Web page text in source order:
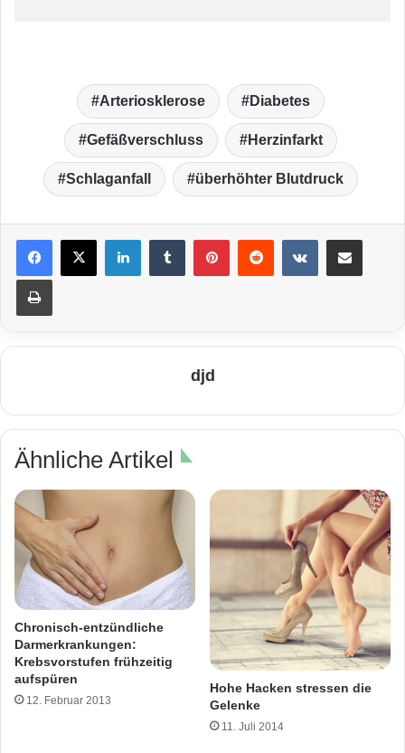
Arteriosklerose Diabetes
Gefäßverschluss Herzinfarkt
Schlaganfall überhöhter Blutdruck
LinkedIn VKontakte
Drucken
djd
Ähnliche Artikel
Chronisch-entzündliche
Darmerkrankungen:
Krebsvorstufen frühzeitig
aufspüren
12. Februar 2013
Hohe Hacken stressen die
Gelenke
11. Juli 2014